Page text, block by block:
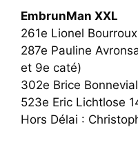
EmbrunMan XXL
261e Lionel
287e Pauline
et 9e caté)
302e Brice
523e Eric Lichtlose
Hors Délai :